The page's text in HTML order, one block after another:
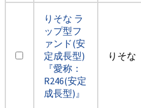
りそな ラ
ップ型フ
ァンド(安
定成長型)
『愛称：
R246(安定
成長型)』
りそな